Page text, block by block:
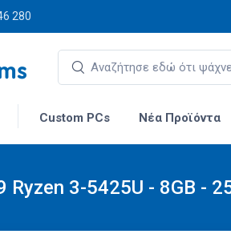
280
Custom PCs Νέα Προϊόντα
Ryzen 3-5425U - 8GB -